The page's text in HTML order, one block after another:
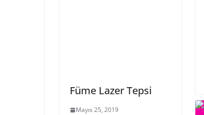
Füme Lazer Tepsi
Mayıs 25, 2019